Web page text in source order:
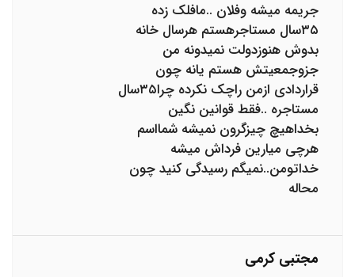
جریمه میشه وفلان ..مافلک زده
۳۵سال مستاجرهستم هرسال خانه
بدوش هنوزدولت نمیدونه من
جزوجمعیتش هستم یانه چون
قراردادی ازمن راچک نکرده چرا۳۵سال
مستاجره ..فقط قوانین نگین
بخداهیچ چیزگرون نمیشه شمااسم
هرچی میارین فرداش میشه
خداتومن..نمیگم رسیدگی کنید چون
محاله
مجتبی کرمی